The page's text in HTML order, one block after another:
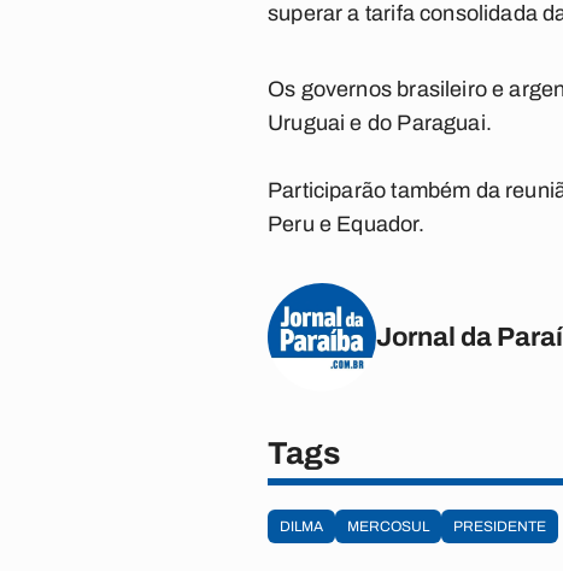
superar a tarifa consolidada
Os governos brasileiro e
Uruguai e do Paraguai.
Participarão também da
Peru e Equador.
Jornal da
Tags
DILMA MERCOSUL PRESIDENTE